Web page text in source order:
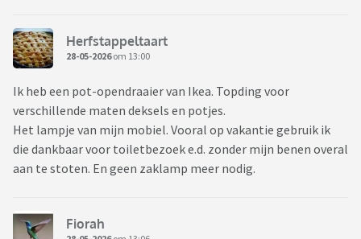
Herfstappeltaart
28-05-2026om 13:00
Ik heb een pot-opendraaier van Ikea. Topding voor
verschillende maten deksels en potjes.
Het lampje van mijn mobiel. Vooral op vakantie gebruik ik
die dankbaar voor toiletbezoek e.d. zonder mijn benen overal
aan te stoten. En geen zaklamp meer nodig.
Fiorah